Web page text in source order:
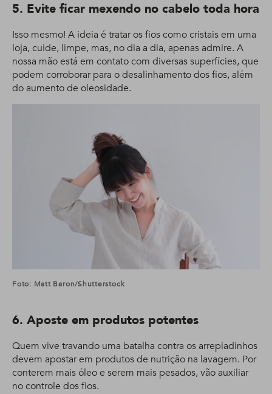
5. Evite ficar mexendo no cabelo toda hora
Isso mesmo! A ideia é tratar os fios como cristais em uma
loja, cuide, limpe, mas, no dia a dia, apenas admire. A
nossa mão está em contato com diversas superfícies, que
podem corroborar para o desalinhamento dos fios, além
do aumento de oleosidade.
Foto: Matt Baron/Shutterstock
6. Aposte em produtos potentes
Quem vive travando uma batalha contra os arrepiadinhos
devem apostar em produtos de nutrição na lavagem. Por
conterem mais óleo e serem mais pesados, vão auxiliar
no controle dos fios.